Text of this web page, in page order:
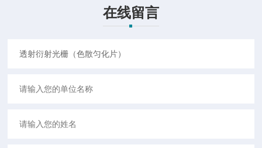
在线留言